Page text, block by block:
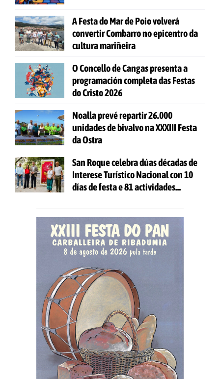
A Festa do Mar de Poio volverá
convertir Combarro no epicentro da
cultura mariñeira
O Concello de Cangas presenta a
programación completa das Festas
do Cristo 2026
Noalla prevé repartir 26.000
unidades de bivalvo na XXXIII Festa
da Ostra
San Roque celebra dúas décadas de
Interese Turístico Nacional con 10
días de festa e 81 actividades